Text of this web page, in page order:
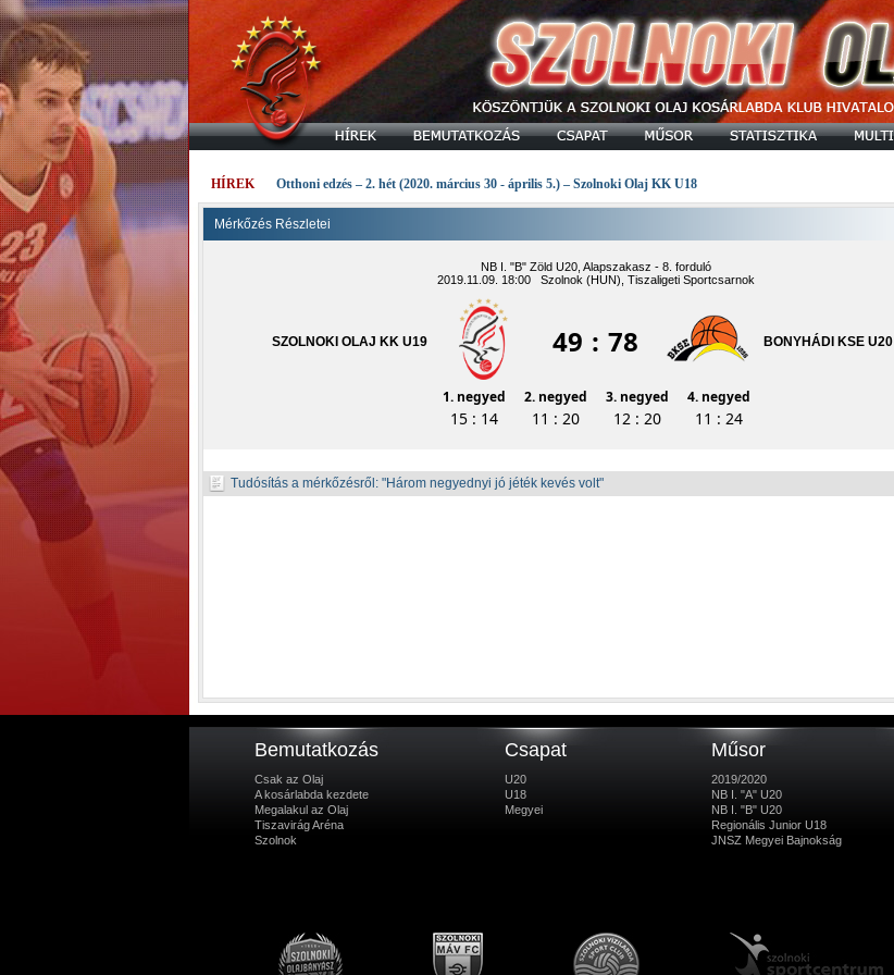
HÍREK Otthoni edzés – 2. hét (2020. március 30 - április 5.) – Szolnoki Olaj KK U18
Mérkőzés Részletei
NB I. "B" Zöld U20, Alapszakasz - 8. forduló
2019.11.09. 18:00 Szolnok (HUN), Tiszaligeti Sportcsarnok
SZOLNOKI OLAJ KK U19 49 : 78 BONYHÁDI KSE U20
1. negyed 2. negyed 3. negyed 4. negyed
15 : 14 11 : 20 12 : 20 11 : 24
Tudósítás a mérkőzésről: Három negyednyi jó jéték kevés volt
Bemutatkozás
Csak az Olaj
A kosárlabda kezdete
Megalakul az Olaj
Tiszavirág Aréna
Szolnok
Csapat
U20
U18
Megyei
Műsor
2019/2020
NB I. "A" U20
NB I. "B" U20
Regionális Junior U18
JNSZ Megyei Bajnokság